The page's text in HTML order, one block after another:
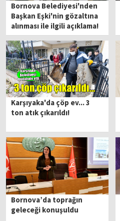
Bornova Belediyesi'nden
Başkan Eşki'nin gözaltına
alınması ile ilgili açıklama!
Karşıyaka'da çöp ev... 3
ton atık çıkarıldı!
Bornova’da toprağın
geleceği konuşuldu